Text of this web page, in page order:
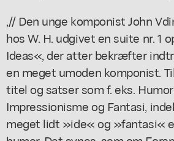
,// Den unge komponist John
hos W. H. udgivet en suite nr. 1
Ideas«, der atter bekræfter
en meget umoden komponist.
titel og satser som f. eks.
Impressionisme og Fantasi,
meget lidt »ide« og »fantasi«